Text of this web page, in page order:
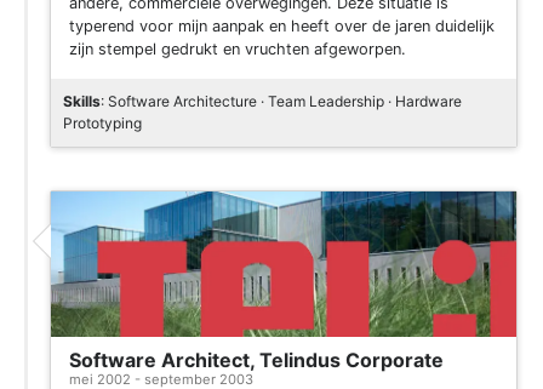
typerend voor mijn aanpak en heeft over de jaren duidelijk
zijn stempel gedrukt en vruchten afgeworpen.
Skills: Software Architecture · Team Leadership · Hardware
Prototyping
Software Architect, Telindus Corporate
mei 2002 - september 2003